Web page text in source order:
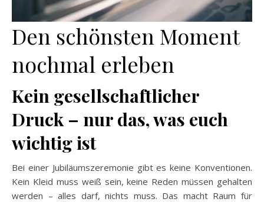
Den schönsten Moment
nochmal erleben
Kein gesellschaftlicher
Druck – nur das, was euch
wichtig ist
Bei einer Jubiläumszeremonie gibt es keine Konventionen.
Kein Kleid muss weiß sein, keine Reden müssen gehalten
werden – alles darf, nichts muss. Das macht Raum für